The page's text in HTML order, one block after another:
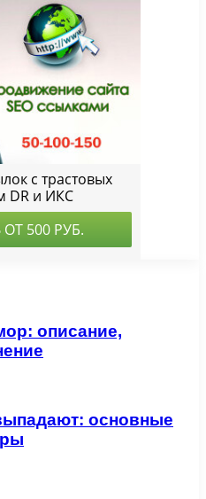
описание,
основные